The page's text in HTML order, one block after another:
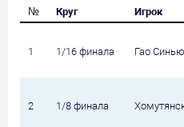
№ Круг Игрок
1 1/16 финала Гао
2 1/8 финала